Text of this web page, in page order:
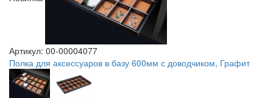
Артикул: 00-00004077
Полка для аксессуаров в базу 600мм с доводчиком, Графит